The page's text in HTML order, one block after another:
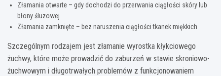
Złamania otwarte – gdy dochodzi do przerwania ciągłości skóry lub
błony śluzowej
Złamania zamknięte – bez naruszenia ciągłości tkanek miękkich
Szczególnym rodzajem jest złamanie wyrostka kłykciowego
żuchwy, które może prowadzić do zaburzeń w stawie skroniowo-
żuchwowym i długotrwałych problemów z funkcjonowaniem